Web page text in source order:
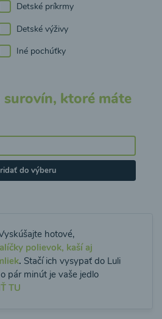
Detské príkrmy
Detské výživy
Iné pochúťky
surovín, ktoré máte
do výberu
hotové,
polievok, kaší aj
. Stačí ich vysypať do Luli
pár minút je vaše jedlo
TU